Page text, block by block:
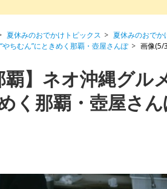
夏休みのおでかけトピックス
夏休みのおでか
やちむん”にときめく那覇・壺屋さんぽ
画像(5/
覇】ネオ沖縄グル
く那覇・壺屋さ